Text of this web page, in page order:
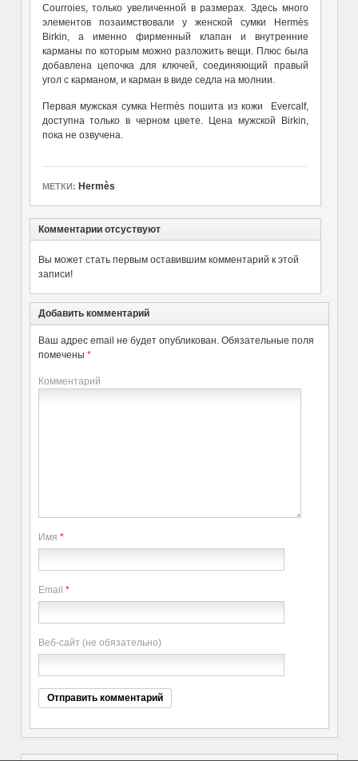
Courroies, только увеличенной в размерах. Здесь много
элементов позаимствовали у женской сумки Hermès
Birkin, а именно фирменный клапан и внутренние
карманы по которым можно разложить вещи. Плюс была
добавлена цепочка для ключей, соединяющий правый
угол с карманом, и карман в виде седла на молнии.
Первая мужская сумка Hermès пошита из кожи Evercalf,
доступна только в черном цвете. Цена мужской Birkin,
пока не озвучена.
МЕТКИ: Hermès
Комментарии отсуствуют
Вы может стать первым оставившим комментарий к этой
записи!
Добавить комментарий
Ваш адрес email не будет опубликован. Обязательные поля
помечены *
Комментарий
Имя *
Email *
Веб-сайт (не обязательно)